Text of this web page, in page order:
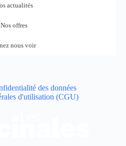
actualités
Nos offres
nous voir
des données
d'utilisation (CGU)